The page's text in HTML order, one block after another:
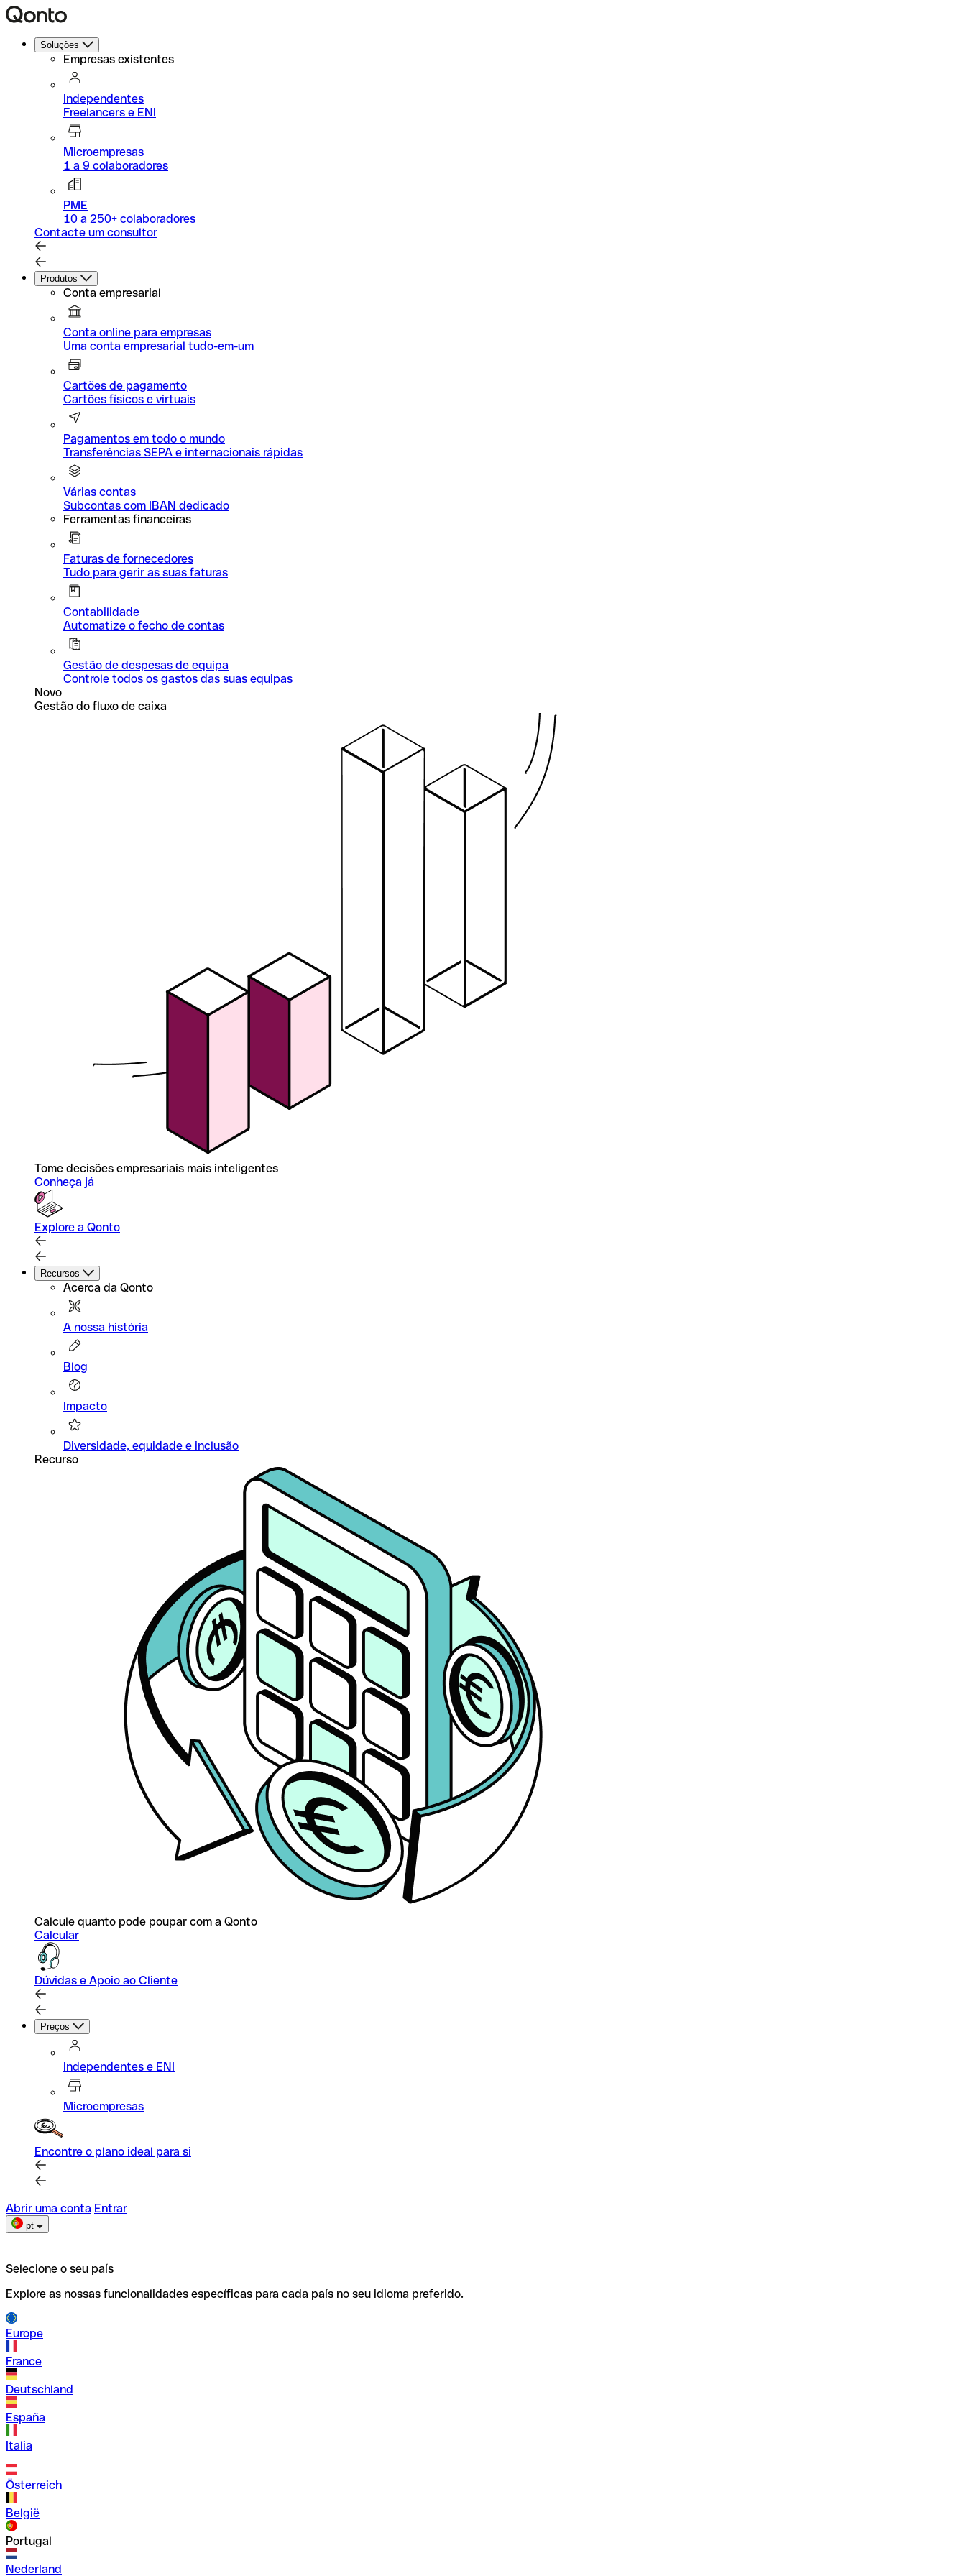
Soluções
Empresas existentes
Independentes
Freelancers e ENI
Microempresas
1 a 9 colaboradores
PME
10 a 250+ colaboradores
Contacte um consultor
Produtos
Conta empresarial
Conta online para empresas
Uma conta empresarial tudo-em-um
Cartões de pagamento
Cartões físicos e virtuais
Pagamentos em todo o mundo
Transferências SEPA e internacionais rápidas
Várias contas
Subcontas com IBAN dedicado
Ferramentas financeiras
Faturas de fornecedores
Tudo para gerir as suas faturas
Contabilidade
Automatize o fecho de contas
Gestão de despesas de equipa
Controle todos os gastos das suas equipas
Novo
Gestão do fluxo de caixa
Tome decisões empresariais mais inteligentes
Conheça já
Explore a Qonto
Recursos
Acerca da Qonto
A nossa história
Blog
Impacto
Diversidade, equidade e inclusão
Recurso
Calcule quanto pode poupar com a Qonto
Calcular
Dúvidas e Apoio ao Cliente
Preços
Independentes e ENI
Microempresas
Encontre o plano ideal para si
Abrir uma conta Entrar
pt
Selecione o seu país
Explore as nossas funcionalidades específicas para cada país no seu idioma preferido.
Europe
France
Deutschland
España
Italia
Österreich
België
Portugal
Nederland